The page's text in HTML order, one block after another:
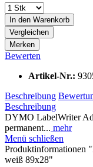
In den Warenkorb
Vergleichen
Merken
Bewerten
Artikel-Nr.:
Beschreibung
Beschreibung
DYMO LabelWriter
permanent... mehr
Menü schließen
Produktinformationen
weiß 89x28"